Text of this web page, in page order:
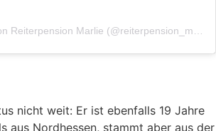
nicht weit: Er ist ebenfalls 19 Jahre
aus Nordhessen, stammt aber aus der